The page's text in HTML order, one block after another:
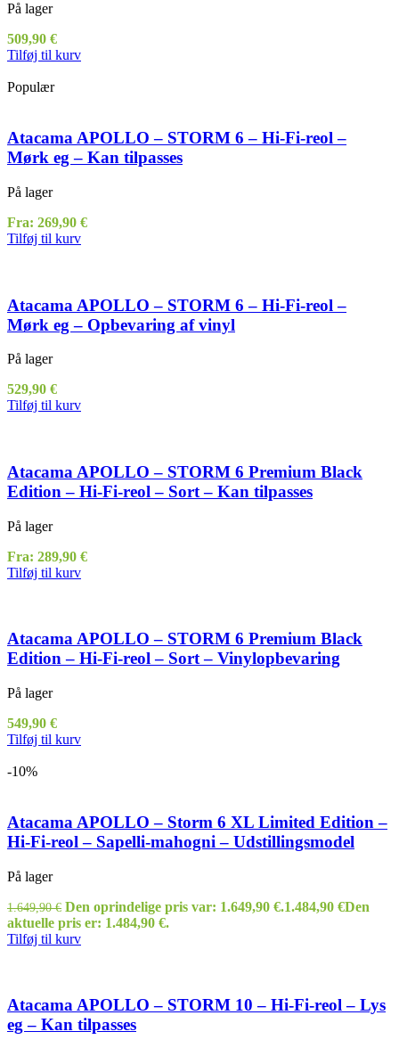
På lager
509,90 €
Tilføj til kurv
Populær
Atacama APOLLO – STORM 6 – Hi-Fi-reol –
Mørk eg – Kan tilpasses
På lager
Fra: 269,90 €
Tilføj til kurv
Atacama APOLLO – STORM 6 – Hi-Fi-reol –
Mørk eg – Opbevaring af vinyl
På lager
529,90 €
Tilføj til kurv
Atacama APOLLO – STORM 6 Premium Black
Edition – Hi-Fi-reol – Sort – Kan tilpasses
På lager
Fra: 289,90 €
Tilføj til kurv
Atacama APOLLO – STORM 6 Premium Black
Edition – Hi-Fi-reol – Sort – Vinylopbevaring
På lager
549,90 €
Tilføj til kurv
-10%
Atacama APOLLO – Storm 6 XL Limited Edition –
Hi-Fi-reol – Sapelli-mahogni – Udstillingsmodel
På lager
1.649,90€ Den oprindelige pris var: 1.649,90 €.1.484,90 €Den
aktuelle pris er: 1.484,90 €.
Tilføj til kurv
Atacama APOLLO – STORM 10 – Hi-Fi-reol – Lys
eg – Kan tilpasses